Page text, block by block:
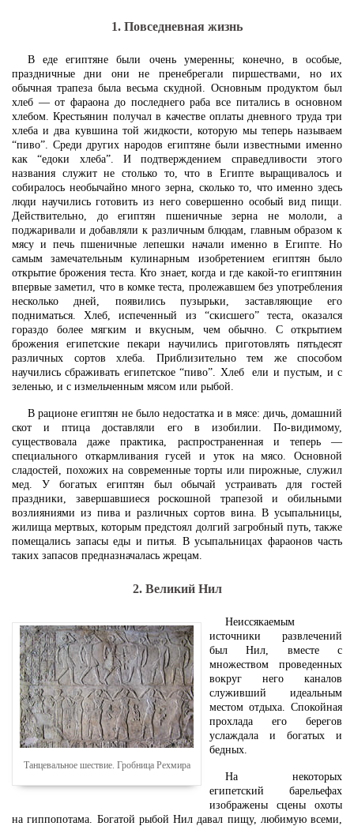
1. Повседневная жизнь
В еде египтяне были очень умеренны; конечно, в особые,
праздничные дни они не пренебрегали пиршествами, но их
обычная трапеза была весьма скудной. Основным продуктом был
хлеб — от фараона до последнего раба все питались в основном
хлебом. Крестьянин получал в качестве оплаты дневного труда три
хлеба и два кувшина той жидкости, которую мы теперь называем
“пиво”. Среди других народов египтяне были известными именно
как “едоки хлеба”. И подтверждением справедливости этого
названия служит не столько то, что в Египте выращивалось и
собиралось необычайно много зерна, сколько то, что именно здесь
люди научились готовить из него совершенно особый вид пищи.
Действительно, до египтян пшеничные зерна не мололи, а
поджаривали и добавляли к различным блюдам, главным образом к
мясу и печь пшеничные лепешки начали именно в Египте. Но
самым замечательным кулинарным изобретением египтян было
открытие брожения теста. Кто знает, когда и где какой-то египтянин
впервые заметил, что в комке теста, пролежавшем без употребления
несколько дней, появились пузырьки, заставляющие его
подниматься. Хлеб, испеченный из “скисшего” теста, оказался
гораздо более мягким и вкусным, чем обычно. С открытием
брожения египетские пекари научились приготовлять пятьдесят
различных сортов хлеба. Приблизительно тем же способом
научились сбраживать египетское “пиво”. Хлеб ели и пустым, и с
зеленью, и с измельченным мясом или рыбой.
В рационе египтян не было недостатка и в мясе: дичь, домашний
скот и птица доставляли его в изобилии. По-видимому,
существовала даже практика, распространенная и теперь —
специального откармливания гусей и уток на мясо. Основной
сладостей, похожих на современные торты или пирожные, служил
мед. У богатых египтян был обычай устраивать для гостей
праздники, завершавшиеся роскошной трапезой и обильными
возлияниями из пива и различных сортов вина. В усыпальницы,
жилища мертвых, которым предстоял долгий загробный путь, также
помещались запасы еды и питья. В усыпальницах фараонов часть
таких запасов предназначалась жрецам.
2. Великий Нил
Танцевальное шествие. Гробница Рехмира
Неиссякаемым
источники развлечений
был Нил, вместе с
множеством проведенных
вокруг него каналов
служивший идеальным
местом отдыха. Спокойная
прохлада его берегов
услаждала и богатых и
бедных.
На некоторых
египетский барельефах
изображены сцены охоты
на гиппопотама. Богатой рыбой Нил давал пищу, любимую всеми,